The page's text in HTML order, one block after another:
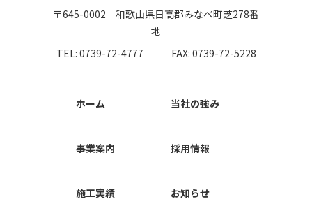
〒645-0002 和歌山県日高郡みなべ町芝278番
地
TEL: 0739-72-4777
FAX: 0739-72-5228
ホーム
事業案内
施工実績
当社の強み
採用情報
お知らせ